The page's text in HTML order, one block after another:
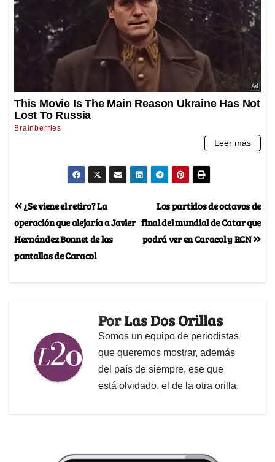
Los partidos de octavos de
final del mundial de Catar que
podrá ver en Caracol y RCN
¿Se viene el retiro? La
operación que alejaría a Javier
Hernández Bonnet de las
pantallas de Caracol
PorLas Dos Orillas
Somos un equipo de periodistas
que queremos mostrar, además
del país de siempre, ese que
está olvidado, el de la otra orilla.